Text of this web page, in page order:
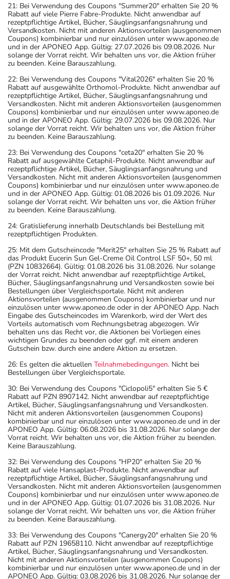
21: Bei Verwendung des Coupons "Summer20" erhalten Sie 20 %
Rabatt auf viele Pierre Fabre-Produkte. Nicht anwendbar auf
rezeptpflichtige Artikel, Bücher, Säuglingsanfangsnahrung und
Versandkosten. Nicht mit anderen Aktionsvorteilen (ausgenommen
Coupons) kombinierbar und nur einzulösen unter www.aponeo.de
und in der APONEO App. Gültig: 27.07.2026 bis 09.08.2026. Nur
solange der Vorrat reicht. Wir behalten uns vor, die Aktion früher
zu beenden. Keine Barauszahlung.
22: Bei Verwendung des Coupons "Vital2026" erhalten Sie 20 %
Rabatt auf ausgewählte Orthomol-Produkte. Nicht anwendbar auf
rezeptpflichtige Artikel, Bücher, Säuglingsanfangsnahrung und
Versandkosten. Nicht mit anderen Aktionsvorteilen (ausgenommen
Coupons) kombinierbar und nur einzulösen unter www.aponeo.de
und in der APONEO App. Gültig: 29.07.2026 bis 09.08.2026. Nur
solange der Vorrat reicht. Wir behalten uns vor, die Aktion früher
zu beenden. Keine Barauszahlung.
23: Bei Verwendung des Coupons "ceta20" erhalten Sie 20 %
Rabatt auf ausgewählte Cetaphil-Produkte. Nicht anwendbar auf
rezeptpflichtige Artikel, Bücher, Säuglingsanfangsnahrung und
Versandkosten. Nicht mit anderen Aktionsvorteilen (ausgenommen
Coupons) kombinierbar und nur einzulösen unter www.aponeo.de
und in der APONEO App. Gültig: 01.08.2026 bis 01.09.2026. Nur
solange der Vorrat reicht. Wir behalten uns vor, die Aktion früher
zu beenden. Keine Barauszahlung.
24: Gratislieferung innerhalb Deutschlands bei Bestellung mit
rezeptpflichtigen Produkten.
25: Mit dem Gutscheincode "Merit25" erhalten Sie 25 % Rabatt auf
das Produkt Eucerin Sun Gel-Creme Oil Control LSF 50+, 50 ml
(PZN 10832664). Gültig: 01.08.2026 bis 31.08.2026. Nur solange
der Vorrat reicht. Nicht anwendbar auf rezeptpflichtige Artikel,
Bücher, Säuglingsanfangsnahrung und Versandkosten sowie bei
Bestellungen über Vergleichsportale. Nicht mit anderen
Aktionsvorteilen (ausgenommen Coupons) kombinierbar und nur
einzulösen unter www.aponeo.de oder in der APONEO App. Nach
Eingabe des Gutscheincodes im Warenkorb, wird der Wert des
Vorteils automatisch vom Rechnungsbetrag abgezogen. Wir
behalten uns das Recht vor, die Aktionen bei Vorliegen eines
wichtigen Grundes zu beenden oder ggf. mit einem anderen
Gutschein bzw. durch eine andere Aktion zu ersetzen.
26: Es gelten die aktuellen Teilnahmebedingungen. Nicht bei
Bestellungen über Vergleichsportale.
30: Bei Verwendung des Coupons "Ciclopoli5" erhalten Sie 5 €
Rabatt auf PZN 8907142. Nicht anwendbar auf rezeptpflichtige
Artikel, Bücher, Säuglingsanfangsnahrung und Versandkosten.
Nicht mit anderen Aktionsvorteilen (ausgenommen Coupons)
kombinierbar und nur einzulösen unter www.aponeo.de und in der
APONEO App. Gültig: 06.08.2026 bis 31.08.2026. Nur solange der
Vorrat reicht. Wir behalten uns vor, die Aktion früher zu beenden.
Keine Barauszahlung.
32: Bei Verwendung des Coupons "HP20" erhalten Sie 20 %
Rabatt auf viele Hansaplast-Produkte. Nicht anwendbar auf
rezeptpflichtige Artikel, Bücher, Säuglingsanfangsnahrung und
Versandkosten. Nicht mit anderen Aktionsvorteilen (ausgenommen
Coupons) kombinierbar und nur einzulösen unter www.aponeo.de
und in der APONEO App. Gültig: 01.07.2026 bis 31.08.2026. Nur
solange der Vorrat reicht. Wir behalten uns vor, die Aktion früher
zu beenden. Keine Barauszahlung.
33: Bei Verwendung des Coupons "Canergy20" erhalten Sie 20 %
Rabatt auf PZN 19658110. Nicht anwendbar auf rezeptpflichtige
Artikel, Bücher, Säuglingsanfangsnahrung und Versandkosten.
Nicht mit anderen Aktionsvorteilen (ausgenommen Coupons)
kombinierbar und nur einzulösen unter www.aponeo.de und in der
APONEO App. Gültig: 03.08.2026 bis 31.08.2026. Nur solange der